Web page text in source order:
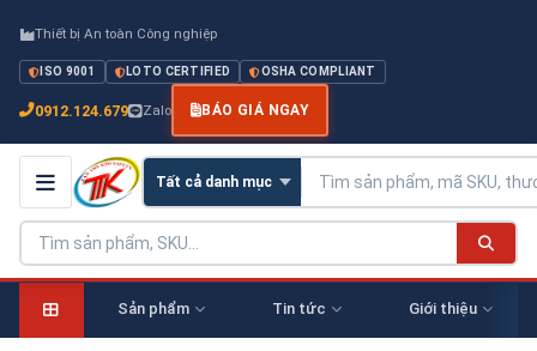
Thiết bị An toàn Công nghiệp
ISO 9001 LOTO CERTIFIED OSHA COMPLIANT
0912.124.679 Zalo BÁO GIÁ NGAY
Sản phẩm Tin tức Giới thiệu